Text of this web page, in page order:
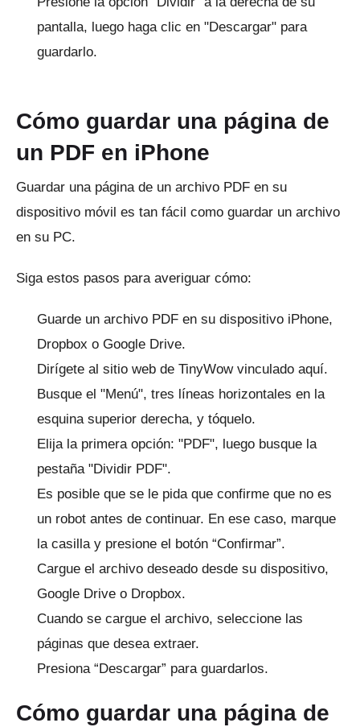
pantalla, luego haga clic en "Descargar" para
guardarlo.
Cómo guardar una página de
un PDF en iPhone
Guardar una página de un archivo PDF en su
dispositivo móvil es tan fácil como guardar un archivo
en su PC.
Siga estos pasos para averiguar cómo:
Guarde un archivo PDF en su dispositivo iPhone,
Dropbox o Google Drive.
Dirígete al sitio web de TinyWow vinculado aquí.
Busque el "Menú", tres líneas horizontales en la
esquina superior derecha, y tóquelo.
Elija la primera opción: "PDF", luego busque la
pestaña "Dividir PDF".
Es posible que se le pida que confirme que no es
un robot antes de continuar. En ese caso, marque
la casilla y presione el botón “Confirmar”.
Cargue el archivo deseado desde su dispositivo,
Google Drive o Dropbox.
Cuando se cargue el archivo, seleccione las
páginas que desea extraer.
Presiona “Descargar” para guardarlos.
Cómo guardar una página de